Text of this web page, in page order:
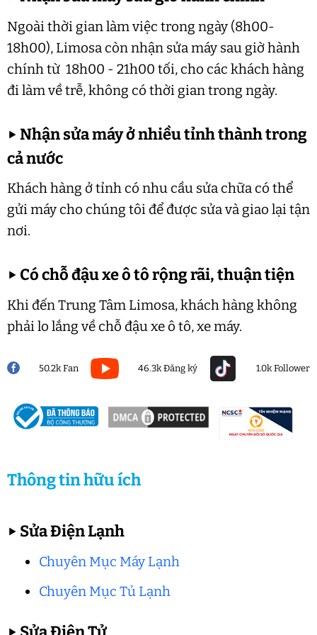
Ngoài thời gian làm việc trong ngày (8h00-
18h00), Limosa còn nhận sửa máy sau giờ hành
chính từ 18h00 - 21h00 tối, cho các khách hàng
đi làm về trễ, không có thời gian trong ngày.
▶Nhận sửa máy ở nhiều tỉnh thành trong
cả nước
Khách hàng ở tỉnh có nhu cầu sửa chữa có thể
gửi máy cho chúng tôi để được sửa và giao lại tận
nơi.
▶ Có chỗ đậu xe ô tô rộng rãi, thuận tiện
Khi đến Trung Tâm Limosa, khách hàng không
phải lo lắng về chỗ đậu xe ô tô, xe máy.
50.2k Fan 46.3k Đăng ký 1.0k Follower
Thông tin hữu ích
▶ Sửa Điện Lạnh
Chuyên Mục Máy Lạnh
Chuyên Mục Tủ Lạnh